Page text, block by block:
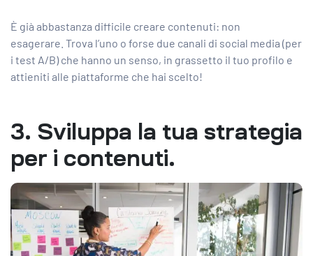
È già abbastanza difficile creare contenuti: non
esagerare. Trova l’uno o forse due canali di social media (per
i test A/B) che hanno un senso, in grassetto il tuo profilo e
attieniti alle piattaforme che hai scelto!
3. Sviluppa la tua strategia
per i contenuti.